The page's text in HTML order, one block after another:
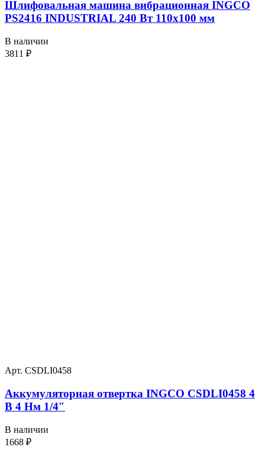
Шлифовальная машина вибрационная INGCO
PS2416 INDUSTRIAL 240 Вт 110х100 мм
В наличии
3811 ₽
Арт. CSDLI0458
Аккумуляторная отвертка INGCO CSDLI0458 4
В 4 Нм 1/4″
В наличии
1668 ₽